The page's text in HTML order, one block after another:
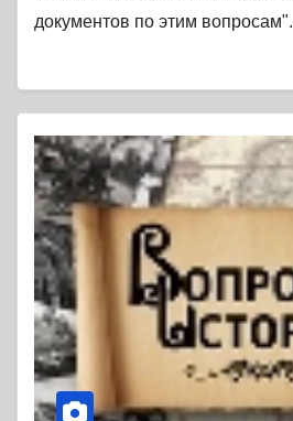
документов по этим вопросам".